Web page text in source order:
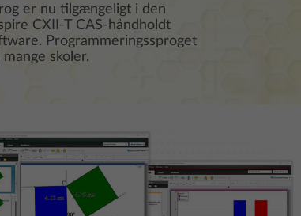
er nu tilgængeligt i den
CXII-T CAS-håndholdt
Programmeringssproget
skoler.